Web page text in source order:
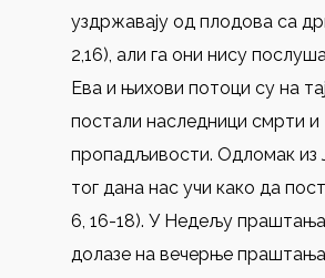
уздржавају од плодова са
2,16), али га они нису
Ева и њихови потоци су на
постали наследници смрти и
пропадљивости. Одломак из
тог дана нас учи како да
6, 16-18). У Недељу
долазе на вечерње